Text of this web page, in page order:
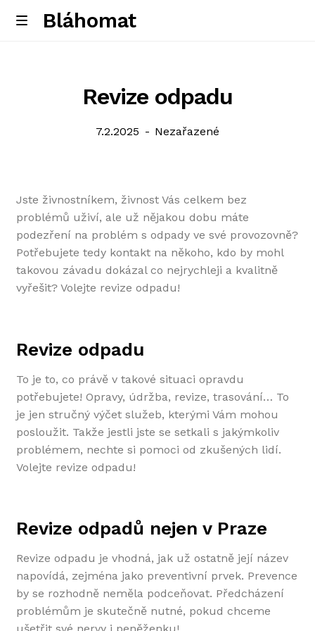
Skip
Skip
M
Bláhomat
Revize odpadu
Posted
7.2.2025 Categories:
Nezařazené
Jste živnostníkem, živnost Vás celkem bez
problémů uživí, ale už nějakou dobu máte
podezření na problém s odpady ve své provozovně?
Potřebujete tedy kontakt na někoho, kdo by mohl
takovou závadu dokázal co nejrychleji a kvalitně
vyřešit? Volejte revize odpadu!
Revize odpadu
To je to, co právě v takové situaci opravdu
potřebujete! Opravy, údržba, revize, trasování… To
je jen stručný výčet služeb, kterými Vám mohou
posloužit. Takže jestli jste se setkali s jakýmkoliv
problémem, nechte si pomoci od zkušených lidí.
Volejte revize odpadu!
Revize odpadů nejen v Praze
Revize odpadu je vhodná, jak už ostatně její název
napovídá, zejména jako preventivní prvek. Prevence
by se rozhodně neměla podceňovat. Předcházení
problémům je skutečně nutné, pokud chceme